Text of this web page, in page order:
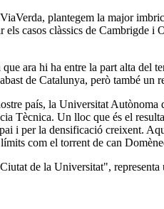
plantegem la major
els casos clàssics de Cambrigde
ara hi ha entre la part alta
de Catalunya, però també un
país, la Universitat
Tècnica. Un lloc que és el
i per la densificació creixent.
com el torrent de can
de la Universitat",